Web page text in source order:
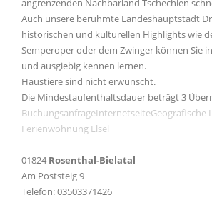
angrenzenden Nachbarland Tschechien
Auch unsere berühmte Landeshauptstadt
historischen und kulturellen Highlights wie
Semperoper oder dem Zwinger können Sie
und ausgiebig kennen lernen.
Haustiere sind nicht erwünscht.
Die Mindestaufenthaltsdauer beträgt 3
BuchungsanfrageInternetseiteGeografische
Ferienwohnung Elsel
01824 Rosenthal-Bielatal
Am Poststeig 9
Telefon: 03503371426